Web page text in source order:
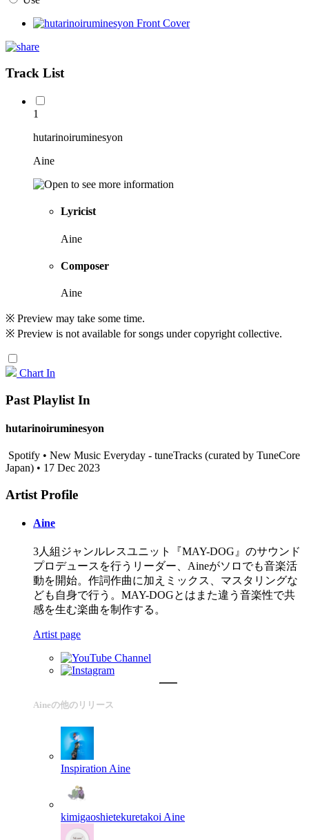
Track List
1
hutarinoiruminesyon
Aine
Lyricist
Aine
Composer
Aine
※ Preview may take some time.
※ Preview is not available for songs under copyright collective.
Chart In
Past Playlist In
hutarinoiruminesyon
Spotify • New Music Everyday - tuneTracks (curated by TuneCore
Japan) • 17 Dec 2023
Artist Profile
Aine
3人組ジャンルレスユニット『MAY-DOG』のサウンド
プロデュースを行うリーダー、Aineがソロでも音楽活
動を開始。作詞作曲に加えミックス、マスタリングな
ども自身で行う。MAY-DOGとはまた違う音楽性で共
感を生む楽曲を制作する。
Artist page
Aineの他のリリース
Inspiration Aine
kimigaoshietekuretakoi Aine